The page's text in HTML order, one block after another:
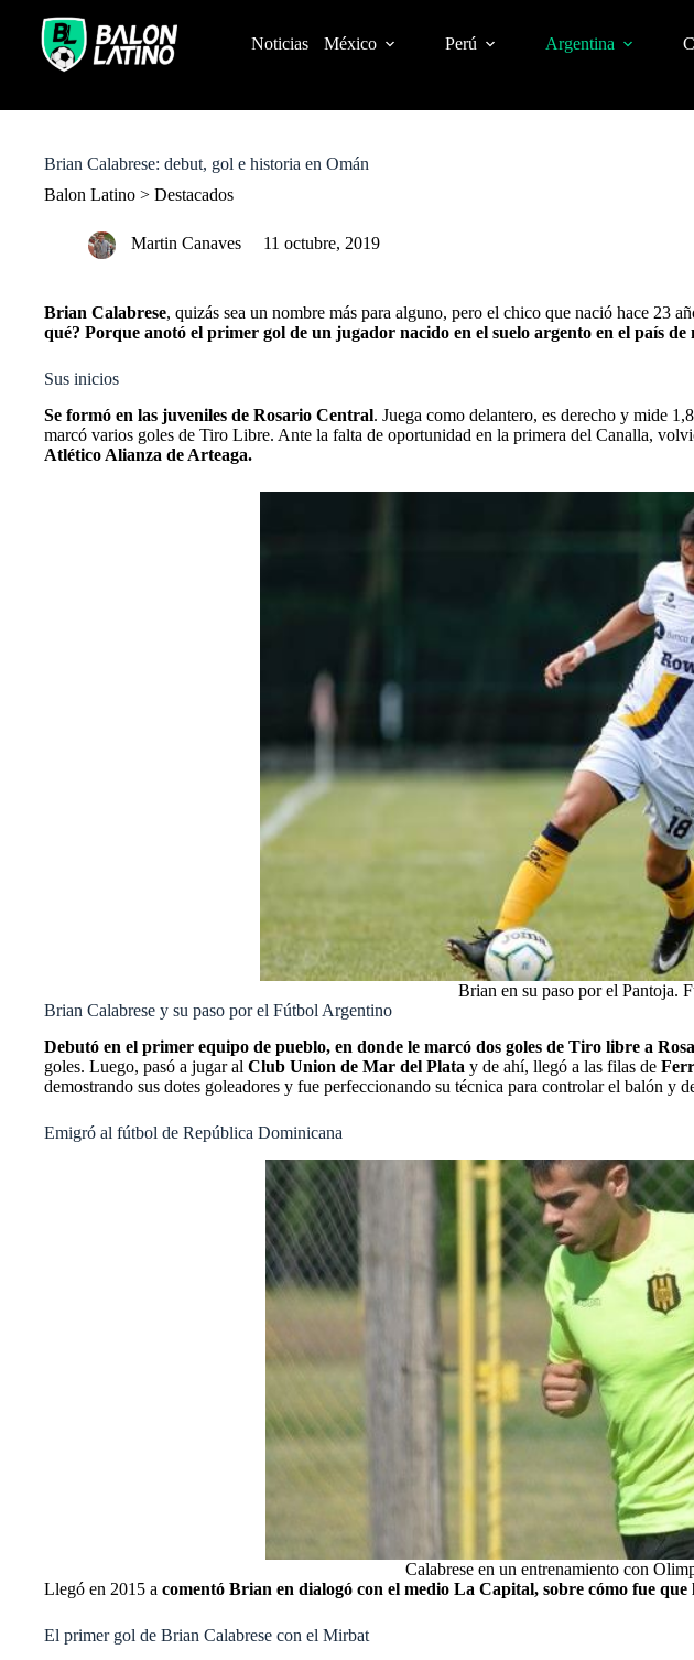
o
Noticias México Perú Argentina
Brian Calabrese: debut, gol e historia en Omán
Balon Latino > Destacados
Martin Canaves 11 octubre, 2019
Brian Calabrese, quizás sea un nombre más para alguno, pero el chico que nació hace 23
qué? Porque anotó el primer gol de un jugador nacido en el suelo argento en el país de
Sus inicios
Se formó en las juveniles de Rosario Central. Juega como delantero, es derecho y mide
marcó varios goles de Tiro Libre. Ante la falta de oportunidad en la primera del Canalla,
Atlético Alianza de Arteaga.
Brian en su paso por el Pantoja.
Brian Calabrese y su paso por el Fútbol Argentino
Debutó en el primer equipo de pueblo, en donde le marcó dos goles de Tiro libre a
goles. Luego, pasó a jugar al Club Union de Mar del Plata y de ahí, llegó a las filas de
demostrando sus dotes goleadores y fue perfeccionando su técnica para controlar el balón y
Emigró al fútbol de República Dominicana
Calabrese en un entrenamiento con
Llegó en 2015 a comentó Brian en dialogó con el medio La Capital, sobre cómo fue
El primer gol de Brian Calabrese con el Mirbat